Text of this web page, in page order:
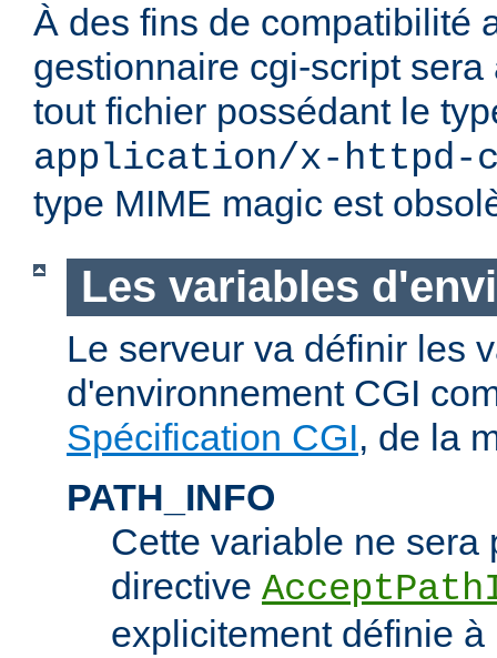
À des fins de compatibilité
gestionnaire cgi-script
tout fichier possédant le
application/x-httpd-
type MIME magic est
Les variables
Le serveur va définir les
d'environnement CGI
Spécification CGI, de la
PATH_INFO
Cette variable ne sera
directive
explicitement définie à